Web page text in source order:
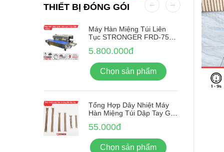
THIẾT BỊ ĐÓNG GÓI
Máy Hàn Miệng Túi Liên
Tục STRONGER FRD-750-
5.800.000đ
Chọn sản phẩm
Tổng Hợp Dây Nhiệt Máy
Hàn Miệng Túi Dập Tay Giá
55.000đ
Chọn sản phẩm